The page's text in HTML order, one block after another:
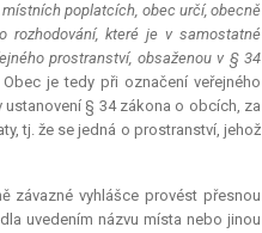
poplatcích, obec určí, obecně
rozhodování, které je v samostatné
prostranství, obsaženou v § 34
je tedy při označení veřejného
§ 34 zákona o obcích, za
tj. že se jedná o prostranství, jehož
závazné vyhlášce provést přesnou
uvedením názvu místa nebo jinou